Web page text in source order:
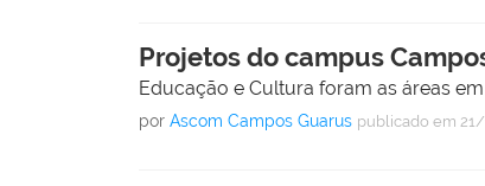
Projetos do campus
Educação e Cultura foram as áreas
porAscom Campos Guarus publicado em